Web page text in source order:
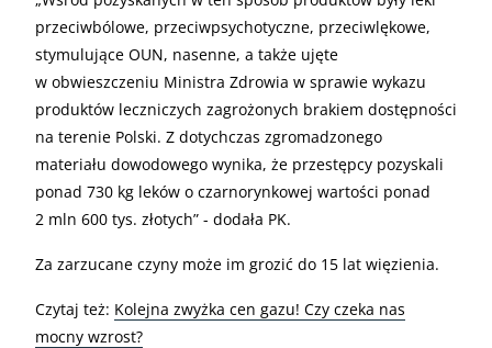
przeciwbólowe, przeciwpsychotyczne, przeciwlękowe,
stymulujące OUN, nasenne, a także ujęte
w obwieszczeniu Ministra Zdrowia w sprawie wykazu
produktów leczniczych zagrożonych brakiem dostępności
na terenie Polski. Z dotychczas zgromadzonego
materiału dowodowego wynika, że przestępcy pozyskali
ponad 730 kg leków o czarnorynkowej wartości ponad
2 mln 600 tys. złotych” - dodała PK.
Za zarzucane czyny może im grozić do 15 lat więzienia.
Czytaj też: Kolejna zwyżka cen gazu! Czy czeka nas
mocny wzrost?